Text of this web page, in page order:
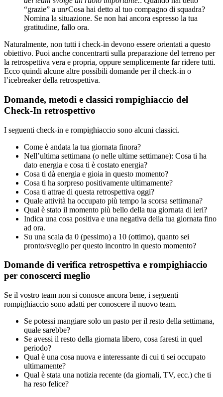
“grazie” a unrCosa hai detto al tuo compagno di squadra?
Nomina la situazione. Se non hai ancora espresso la tua
gratitudine, fallo ora.
Naturalmente, non tutti i check-in devono essere orientati a questo
obiettivo. Puoi anche concentrarti sulla preparazione del terreno per
la retrospettiva vera e propria, oppure semplicemente far ridere tutti.
Ecco quindi alcune altre possibili domande per il check-in o
l’icebreaker della retrospettiva.
Domande, metodi e classici rompighiaccio del
Check-In retrospettivo
I seguenti check-in e rompighiaccio sono alcuni classici.
Come è andata la tua giornata finora?
Nell’ultima settimana (o nelle ultime settimane): Cosa ti ha
dato energia e cosa ti è costato energia?
Cosa ti dà energia e gioia in questo momento?
Cosa ti ha sorpreso positivamente ultimamente?
Cosa ti attrae di questa retrospettiva oggi?
Quale attività ha occupato più tempo la scorsa settimana?
Qual è stato il momento più bello della tua giornata di ieri?
Indica una cosa positiva e una negativa della tua giornata fino
ad ora.
Su una scala da 0 (pessimo) a 10 (ottimo), quanto sei
pronto/sveglio per questo incontro in questo momento?
Domande di verifica retrospettiva e rompighiaccio
per conoscerci meglio
Se il vostro team non si conosce ancora bene, i seguenti
rompighiaccio sono adatti per conoscere il nuovo team.
Se potessi mangiare solo un pasto per il resto della settimana,
quale sarebbe?
Se avessi il resto della giornata libero, cosa faresti in quel
periodo?
Qual è una cosa nuova e interessante di cui ti sei occupato
ultimamente?
Qual è stata una notizia recente (da giornali, TV, ecc.) che ti
ha reso felice?